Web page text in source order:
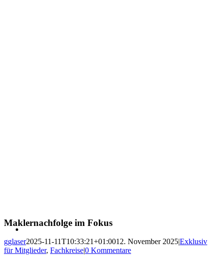
Maklernachfolge im Fokus
gglaser2025-11-11T10:33:21+01:0012. November 2025|Exklusiv
für Mitglieder, Fachkreise|0 Kommentare